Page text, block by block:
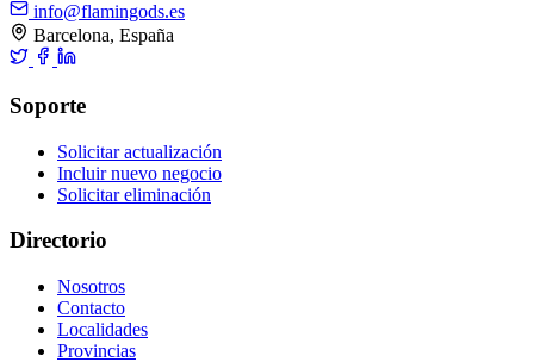
info@flamingods.es
Barcelona, España
Soporte
Solicitar actualización
Incluir nuevo negocio
Solicitar eliminación
Directorio
Nosotros
Contacto
Localidades
Provincias